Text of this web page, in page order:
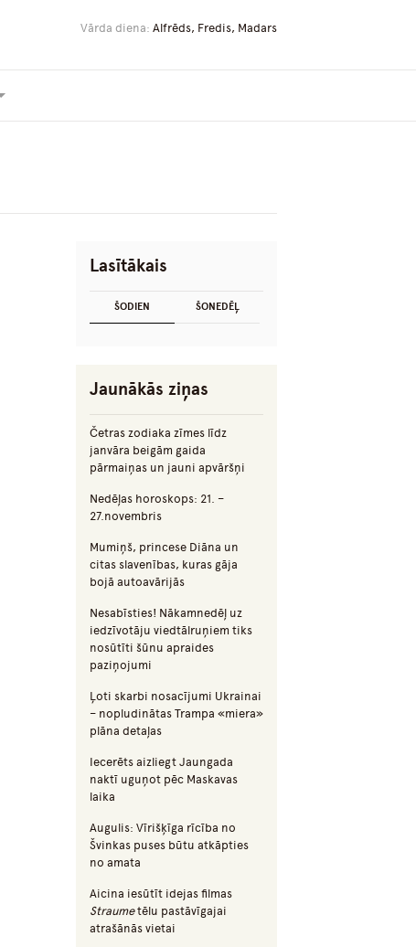
Vārda diena: Alfrēds, Fredis, Madars
Lasītākais
ŠODIEN ŠONEDĒĻ
Jaunākās ziņas
Četras zodiaka zīmes līdz
janvāra beigām gaida
pārmaiņas un jauni apvāršņi
Nedēļas horoskops: 21. –
27.novembris
Mumiņš, princese Diāna un
citas slavenības, kuras gāja
bojā autoavārijās
Nesabīsties! Nākamnedēļ uz
iedzīvotāju viedtālruņiem tiks
nosūtīti šūnu apraides
paziņojumi
Ļoti skarbi nosacījumi Ukrainai
– nopludinātas Trampa «miera»
plāna detaļas
Iecerēts aizliegt Jaungada
naktī uguņot pēc Maskavas
laika
Augulis: Vīrišķīga rīcība no
Švinkas puses būtu atkāpties
no amata
Aicina iesūtīt idejas filmas
Straumetēlu pastāvīgajai
atrašānās vietai